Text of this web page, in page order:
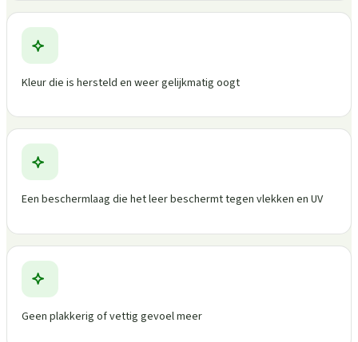
Kleur die is hersteld en weer gelijkmatig oogt
Een beschermlaag die het leer beschermt tegen vlekken en UV
Geen plakkerig of vettig gevoel meer